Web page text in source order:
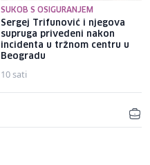
SUKOB S OSIGURANJEM
Sergej Trifunović i njegova
supruga privedeni nakon
incidenta u tržnom centru u
Beogradu
10 sati